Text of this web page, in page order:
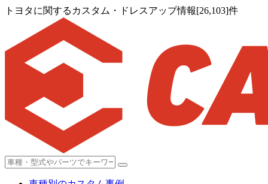
トヨタに関するカスタム・ドレスアップ情報[26,103]件